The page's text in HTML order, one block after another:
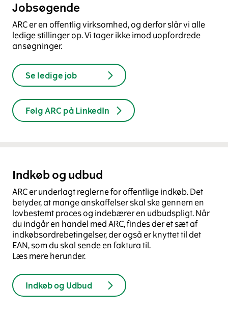
Jobsøgende
ARC er en offentlig virksomhed, og derfor slår vi alle
ledige stillinger op. Vi tager ikke imod uopfordrede
ansøgninger.
Se ledige job
Følg ARC på LinkedIn
Indkøb og udbud
ARC er underlagt reglerne for offentlige indkøb. Det
betyder, at mange anskaffelser skal ske gennem en
lovbestemt proces og indebærer en udbudspligt. Når
du indgår en handel med ARC, findes der et sæt af
indkøbsordrebetingelser, der også er knyttet til det
EAN, som du skal sende en faktura til.
Læs mere herunder.
Indkøb og Udbud